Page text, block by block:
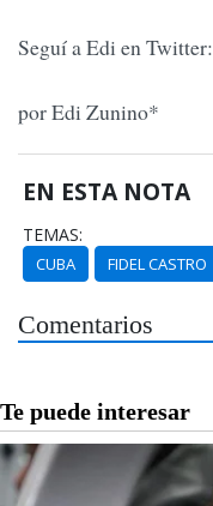
Seguí a Edi en Twitter:
por Edi Zunino*
EN ESTA NOTA
TEMAS:
CUBA FIDEL CASTRO
Comentarios